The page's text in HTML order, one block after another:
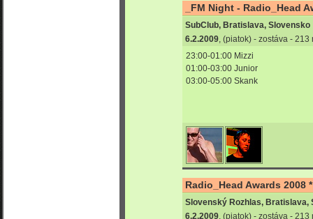
_FM Night - Radio_Head
SubClub, Bratislava, Slovensko
6.2.2009, (piatok) - zostáva - 213
23:00-01:00 Mizzi
01:00-03:00 Junior
03:00-05:00 Skank
Radio_Head Awards 2008 *
Slovenský Rozhlas, Bratislava,
6.2.2009, (piatok) - zostáva - 213